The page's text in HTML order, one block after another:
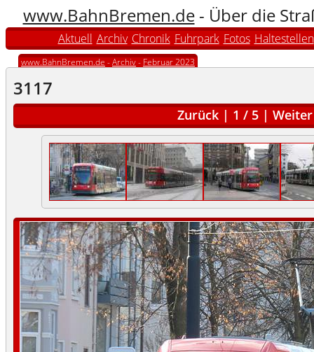
www.BahnBremen.de- Über die
Aktuell Archiv Chronik Fuhrpark Fotos Haltestellen
www.BahnBremen.de -Archiv- Februar 2023
3117
Zurück | 1 / 5 | Weiter